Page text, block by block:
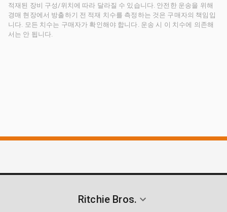
적재된 장비 구성/위치에 따라 달라질 수 있습니다. 안전한 운송을 위해
경매 현장에서 방출하기 전 적재 치수를 측정하는 것은 구매자의 책임입
니다. 모든 치수는 구매자가 확인해야 합니다. 운송 시 이 치수에 의존해
서는 안 됩니다.
Ritchie Bros.